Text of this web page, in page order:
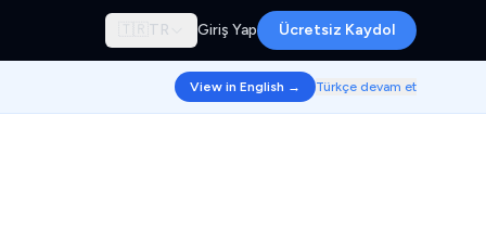
🇹🇷 TR Giriş Yap Ücretsiz Kaydol
View in English → Türkçe devam et